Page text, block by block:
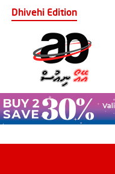
Dhivehi Edition